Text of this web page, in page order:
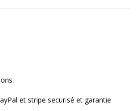
et stripe securisé et garantie